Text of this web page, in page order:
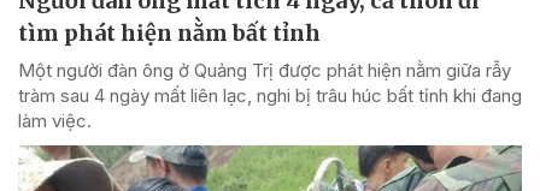
tìm phát hiện nằm bất tỉnh
Một người đàn ông ở Quảng Trị được phát hiện nằm giữa rẫy
tràm sau 4 ngày mất liên lạc, nghi bị trâu húc bất tỉnh khi đang
làm việc.